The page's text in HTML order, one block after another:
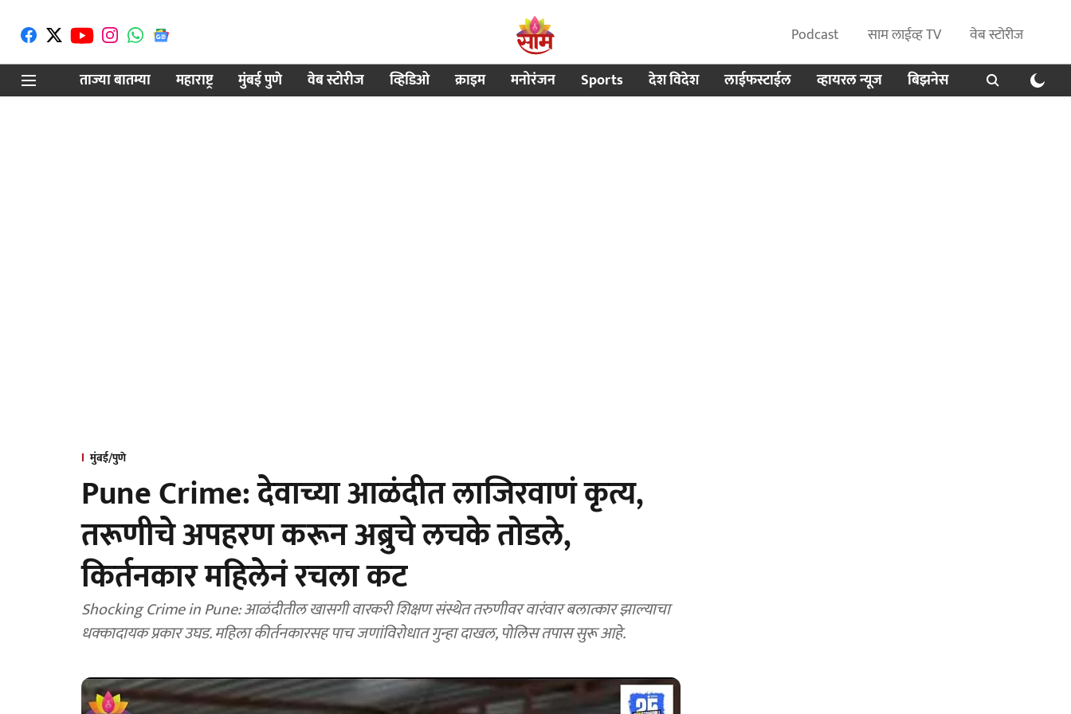
Podcast साम लाईव्ह TV
वेब स्टोरीज
ताज्या बातम्या
महाराष्ट्र मुंबई पुणे वेब स्टोरीज व्हिडिओ क्राइम मनोरंजन Sports देश विदेश लाईफस्टाईल व्हायरल न्यूज बिझनेस
मुंबई/पुणे
Pune Crime: देवाच्या आळंदीत लाजिरवाणं कृत्य,
तरूणीचे अपहरण करून अब्रुचे लचके तोडले,
किर्तनकार महिलेनं रचला कट
Shocking Crime in Pune: आळंदीतील खासगी वारकरी शिक्षण संस्थेत तरुणीवर वारंवार बलात्कार झाल्याचा
धक्कादायक प्रकार उघड. महिला कीर्तनकारसह पाच जणांविरोधात गुन्हा दाखल, पोलिस तपास सुरू आहे.